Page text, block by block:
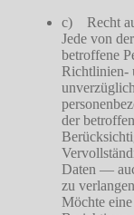
c) Recht
Jede von
betroffene
Richtlinien-
der
Daten —
zu
Möchte